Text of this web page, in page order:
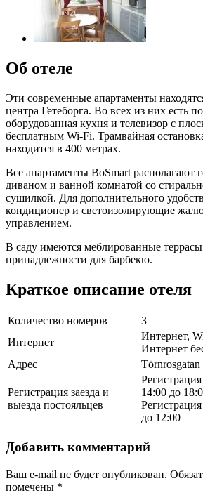
Об отеле
Эти современные апартаменты
центра Гетеборга. Во всех из них есть
оборудованная кухня и телевизор с
бесплатным Wi-Fi. Трамвайная
находится в 400 метрах.
Все апартаменты BoSmart располагают
диваном и ванной комнатой со
сушилкой. Для дополнительного
кондиционер и светоизолирующие
управлением.
В саду имеются меблированные
принадлежности для барбекю.
Краткое описание отеля
Количество номеров
3
Интернет
Интернет,
Интернет
Адрес
Регистрация заезда и
выезда постояльцев
Регистрация
14:00 до
до 12:00
Добавить комментарий
Ваш e-mail не будет опубликован.
помечены *